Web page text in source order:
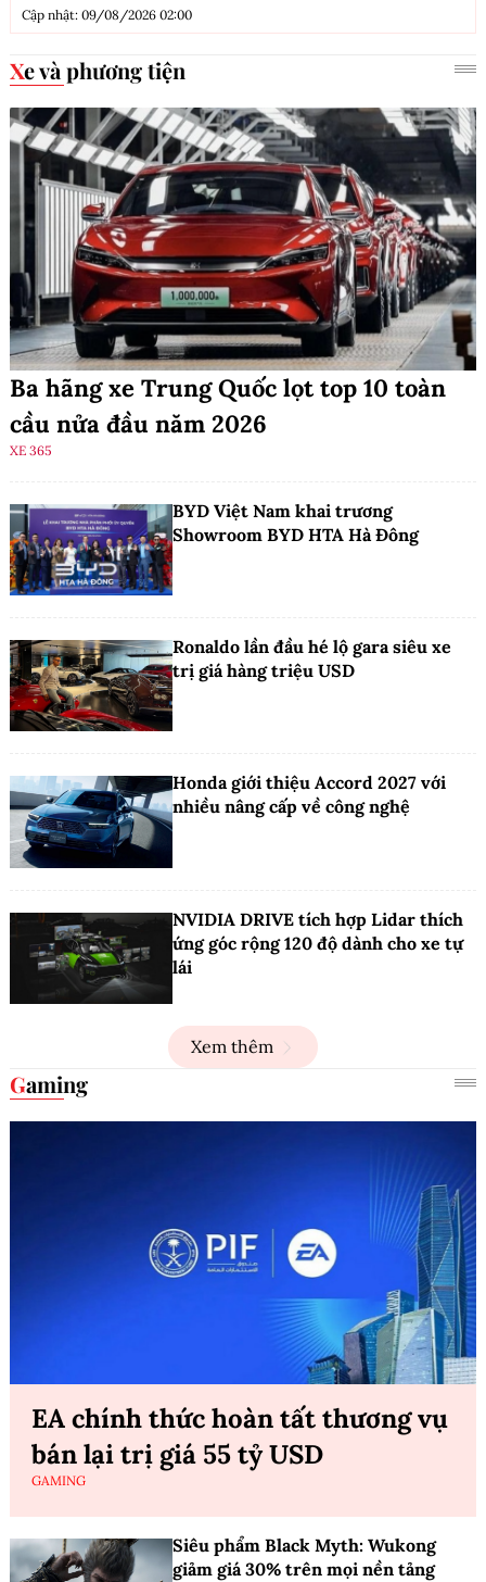
Cập nhật: 09/08/2026 02:00
Xe và phương tiện
Ba hãng xe Trung Quốc lọt top 10 toàn
cầu nửa đầu năm 2026
XE 365
BYD Việt Nam khai trương
Showroom BYD HTA Hà Đông
Ronaldo lần đầu hé lộ gara siêu xe
trị giá hàng triệu USD
Honda giới thiệu Accord 2027 với
nhiều nâng cấp về công nghệ
NVIDIA DRIVE tích hợp Lidar thích
ứng góc rộng 120 độ dành cho xe tự
lái
Xem thêm
Gaming
EA chính thức hoàn tất thương vụ
bán lại trị giá 55 tỷ USD
GAMING
Siêu phẩm Black Myth: Wukong
giảm giá 30% trên mọi nền tảng